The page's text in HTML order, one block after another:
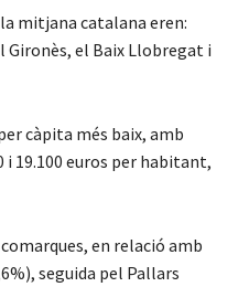
mitjana catalana eren:
Gironès, el Baix Llobregat i
càpita més baix, amb
i 19.100 euros per habitant,
en relació amb
seguida pel Pallars